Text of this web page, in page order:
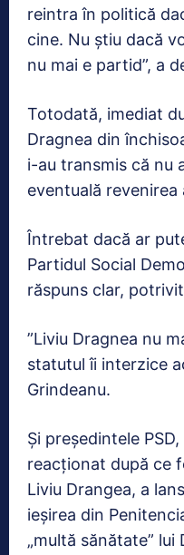
reintra în politică
cine. Nu știu dacă
nu mai e partid”, a
Totodată, imediat
Dragnea din
i-au transmis că nu
eventuală revenirea
Întrebat dacă ar
Partidul Social
răspuns clar, potrivit
”Liviu Dragnea nu
statutul îi interzice
Grindeanu.
Și președintele
reacționat după ce
Liviu Drangea, a
ieșirea din
„multă sănătate” lui